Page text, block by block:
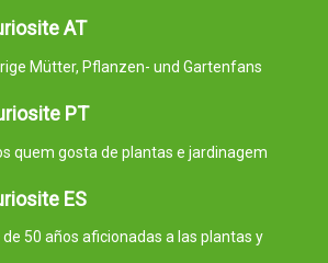
AT
Mütter, Pflanzen- und Gartenfans
PT
quem gosta de plantas e jardinagem
ES
50 años aficionadas a las plantas y